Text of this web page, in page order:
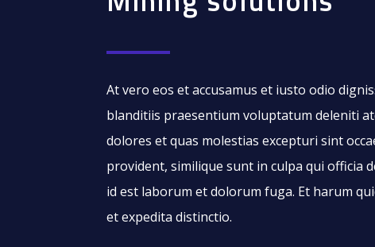
At vero eos et accusamus et iusto odio
blanditiis praesentium voluptatum deleniti
dolores et quas molestias excepturi sint
provident, similique sunt in culpa qui officia
id est laborum et dolorum fuga. Et harum
et expedita distinctio.